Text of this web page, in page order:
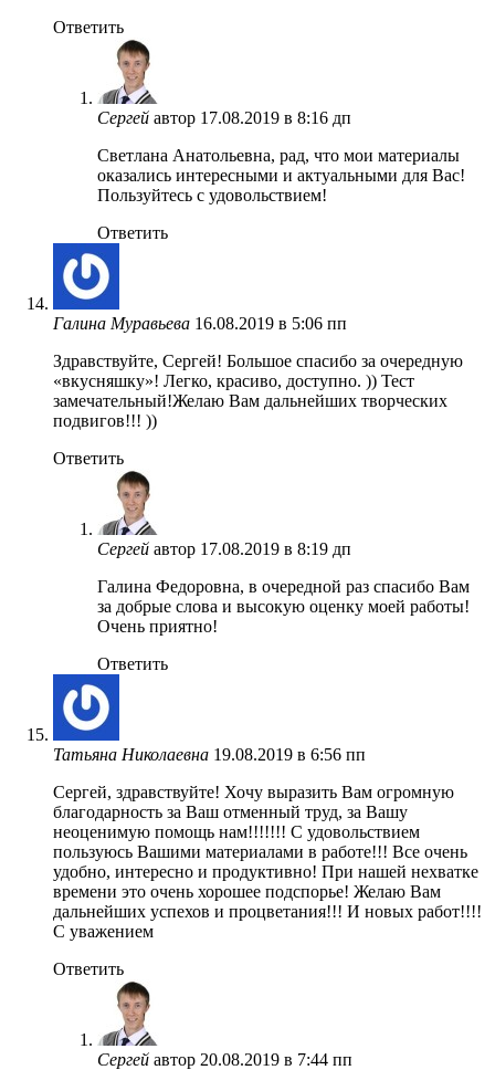
Ответить
Сергей автор 17.08.2019 в 8:16 дп
Светлана Анатольевна, рад, что мои материалы
оказались интересными и актуальными для Вас!
Пользуйтесь с удовольствием!
Ответить
Галина Муравьева 16.08.2019 в 5:06 пп
Здравствуйте, Сергей! Большое спасибо за очередную
«вкусняшку»! Легко, красиво, доступно. )) Тест
замечательный!Желаю Вам дальнейших творческих
подвигов!!! ))
Ответить
Сергей автор 17.08.2019 в 8:19 дп
Галина Федоровна, в очередной раз спасибо Вам
за добрые слова и высокую оценку моей работы!
Очень приятно!
Ответить
Татьяна Николаевна 19.08.2019 в 6:56 пп
Сергей, здравствуйте! Хочу выразить Вам огромную
благодарность за Ваш отменный труд, за Вашу
неоценимую помощь нам!!!!!!! С удовольствием
пользуюсь Вашими материалами в работе!!! Все очень
удобно, интересно и продуктивно! При нашей нехватке
времени это очень хорошее подспорье! Желаю Вам
дальнейших успехов и процветания!!! И новых работ!!!!
С уважением
Ответить
Сергей автор 20.08.2019 в 7:44 пп